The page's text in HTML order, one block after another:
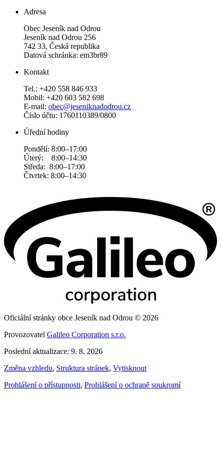
Adresa
Obec Jeseník nad Odrou
Jeseník nad Odrou 256
742 33, Česká republika
Datová schránka: em3br89
Kontakt
Tel.: +420 558 846 933
Mobil: +420 603 582 698
E-mail: obec@jeseniknadodrou.cz
Číslo účtu: 1760110389/0800
Úřední hodiny
Pondělí: 8:00–17:00
Úterý: 8:00–14:30
Středa: 8:00–17:00
Čtvrtek: 8:00–14:30
Oficiální stránky obce Jeseník nad Odrou © 2026
Provozovatel Galileo Corporation s.r.o.
Poslední aktualizace: 9. 8. 2026
Změna vzhledu, Struktura stránek, Vytisknout
Prohlášení o přístupnosti, Prohlášení o ochraně soukromí